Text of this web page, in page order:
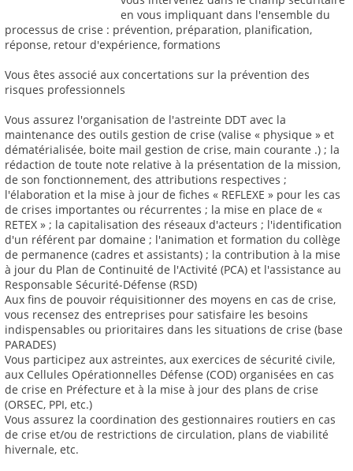
en vous impliquant dans l'ensemble du
processus de crise : prévention, préparation, planification,
réponse, retour d'expérience, formations
Vous êtes associé aux concertations sur la prévention des
risques professionnels
Vous assurez l'organisation de l'astreinte DDT avec la
maintenance des outils gestion de crise (valise « physique » et
dématérialisée, boite mail gestion de crise, main courante .) ; la
rédaction de toute note relative à la présentation de la mission,
de son fonctionnement, des attributions respectives ;
l'élaboration et la mise à jour de fiches « REFLEXE » pour les cas
de crises importantes ou récurrentes ; la mise en place de «
RETEX » ; la capitalisation des réseaux d'acteurs ; l'identification
d'un référent par domaine ; l'animation et formation du collège
de permanence (cadres et assistants) ; la contribution à la mise
à jour du Plan de Continuité de l'Activité (PCA) et l'assistance au
Responsable Sécurité-Défense (RSD)
Aux fins de pouvoir réquisitionner des moyens en cas de crise,
vous recensez des entreprises pour satisfaire les besoins
indispensables ou prioritaires dans les situations de crise (base
PARADES)
Vous participez aux astreintes, aux exercices de sécurité civile,
aux Cellules Opérationnelles Défense (COD) organisées en cas
de crise en Préfecture et à la mise à jour des plans de crise
(ORSEC, PPI, etc.)
Vous assurez la coordination des gestionnaires routiers en cas
de crise et/ou de restrictions de circulation, plans de viabilité
hivernale, etc.